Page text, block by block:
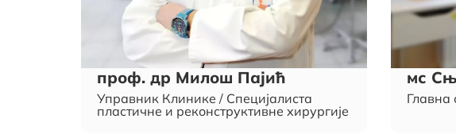
проф. др Милош Пајић
Управник Клинике / Специјалиста
пластичне и реконструктивне хирургије
мс
Главна